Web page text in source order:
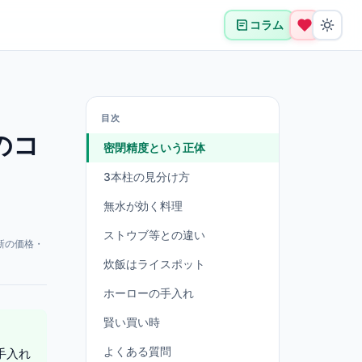
コラム
コ
価格・
入れ
目次
密閉精度という正体
3本柱の見分け方
無水が効く料理
ストウブ等との違い
炊飯はライスポット
ホーローの手入れ
賢い買い時
よくある質問